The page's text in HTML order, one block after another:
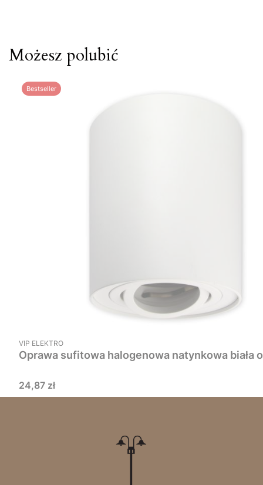
Możesz polubić
Bestseller
PRODUCENT
VIP ELEKTRO
Cena
24,87 zł